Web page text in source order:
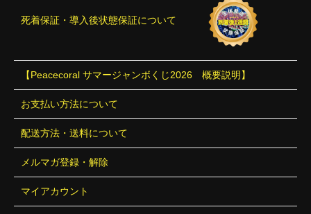
死着保証・導入後状態保証について
【Peacecoral サマージャンボくじ2026 概要説明】
お支払い方法について
配送方法・送料について
メルマガ登録・解除
マイアカウント